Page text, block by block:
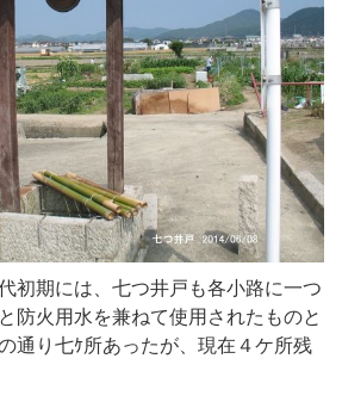
初期には、七つ井戸も各小路に一つ
防火用水を兼ねて使用されたものと
通り七ｹ所あったが、現在４ケ所残